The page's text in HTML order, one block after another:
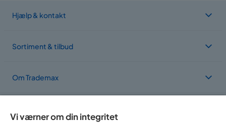
Hjælp & kontakt
Sortiment & tilbud
Om Trademax
Vi findes i flere forskellige lande
Vi værner om din integritet